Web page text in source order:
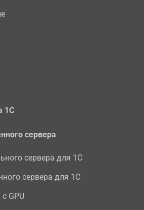
1С
сервера
сервера для 1С
сервера для 1С
GPU